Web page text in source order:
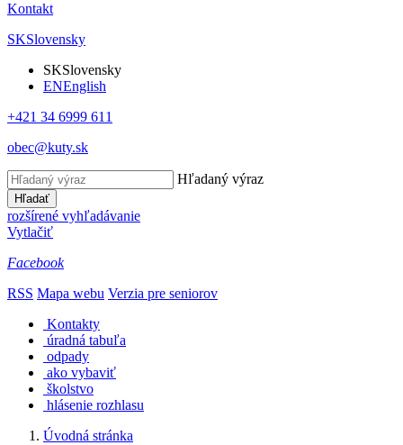
Kontakt
SKSlovensky
SKSlovensky
ENEnglish
+421 34 6999 611
obec@kuty.sk
Hľadaný výraz
Hľadať
rozšírené vyhľadávanie
Vytlačiť
Facebook
RSS Mapa webu Verzia pre seniorov
Kontakty
úradná tabuľa
odpady
ako vybaviť
školstvo
hlásenie rozhlasu
Úvodná stránka